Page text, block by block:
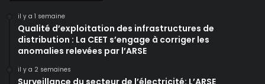
il y a 1 semaine
Qualité d’exploitation des infrastructures de
distribution : La CEET s’engage à corriger les
anomalies relevées par l’ARSE
il y a 2 semaines
Surveillance du secteur de l’électricité: L’ARSE